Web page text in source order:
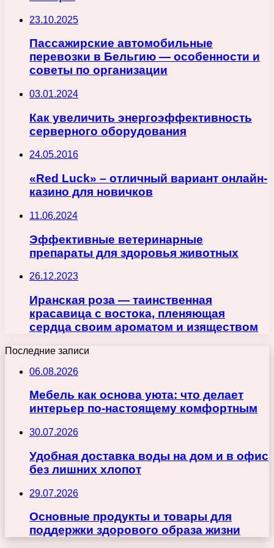
23.10.2025
Пассажирские автомобильные
перевозки в Бельгию — особенности и
советы по организации
03.01.2024
Как увеличить энергоэффективность
серверного оборудования
24.05.2016
«Red Luck» – отличный вариант онлайн-
казино для новичков
11.06.2024
Эффективные ветеринарные
препараты для здоровья животных
26.12.2023
Иранская роза — таинственная
красавица с востока, пленяющая
сердца своим ароматом и изяществом
Последние записи
06.08.2026
Мебель как основа уюта: что делает
интерьер по-настоящему комфортным
30.07.2026
Удобная доставка воды на дом и в офис
без лишних хлопот
29.07.2026
Основные продукты и товары для
поддержки здорового образа жизни